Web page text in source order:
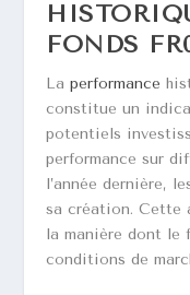
FONDS
Laperformance
constitue un
potentiels
performance sur
l’année dernière,
sa création. Cette
la manière dont le
conditions de